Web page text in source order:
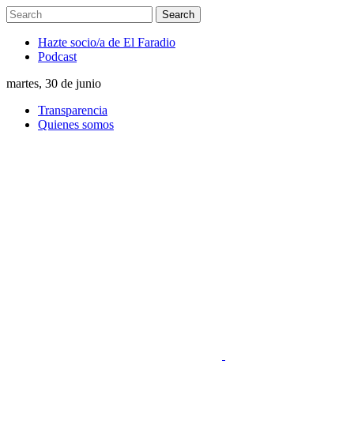
Hazte socio/a de El Faradio
Podcast
martes, 30 de junio
Transparencia
Quienes somos